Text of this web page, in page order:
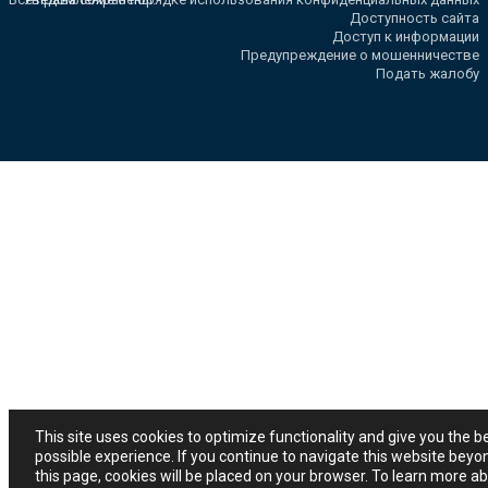
Доступность сайта
Доступ к информации
Предупреждение о мошенничестве
Подать жалобу
This site uses cookies to optimize functionality and give you the
possible experience. If you continue to navigate this website
this page, cookies will be placed on your browser. To learn more